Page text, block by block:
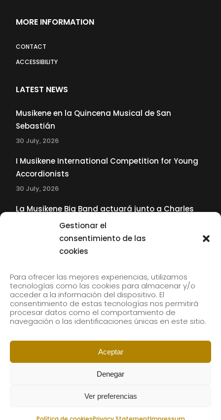
Gestionar el
consentimiento de las
cookies
Para ofrecer las mejores experiencias, utilizamos
tecnologías como las cookies para almacenar y/o
acceder a la información del dispositivo. El
consentimiento de estas tecnologías nos permitirá
procesar datos como el comportamiento de
navegación o las identificaciones únicas en este sitio.
Aceptar
Denegar
Ver preferencias
MORE INFORMATION
CONTACT
ACCESSIBILITY
LATEST NEWS
Musikene en la Quincena Musical de San
Sebastián
30 July, 2026
I Musikene International Competition for Young
Accordionists
30 July, 2026
La Musikene Big Band actuará junto a Charles
Tolliver en el 61 Jazzaldia
Subscribe to our newsletter to receive our news by
email.